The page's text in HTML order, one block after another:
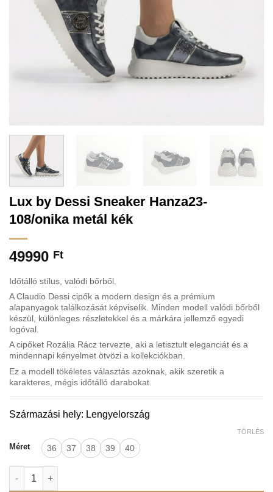
Lux by Dessi Sneaker Hanza23-
108/onika metál kék
49990 Ft
Időtálló stílus, valódi bőrből.
A Claudio Dessi cipők a modern design és a prémium
alapanyagok találkozását képviselik. Minden modell valódi bőrből
készül, különleges részletekkel és a márkára jellemző egyedi
logóval.
A cipőket Rozália Rácz tervezte, aki a letisztult eleganciát és a
mindennapi kényelmet ötvözi a kollekciókban.
Ez a modell tökéletes választás azoknak, akik szeretik a
karakteres, mégis időtálló darabokat.
Származási hely: Lengyelország
Méret 36 37 38 39 40
TÖRLÉS
Lux by Dessi Sneaker Hanza23-108/onika metál kék mennyiség